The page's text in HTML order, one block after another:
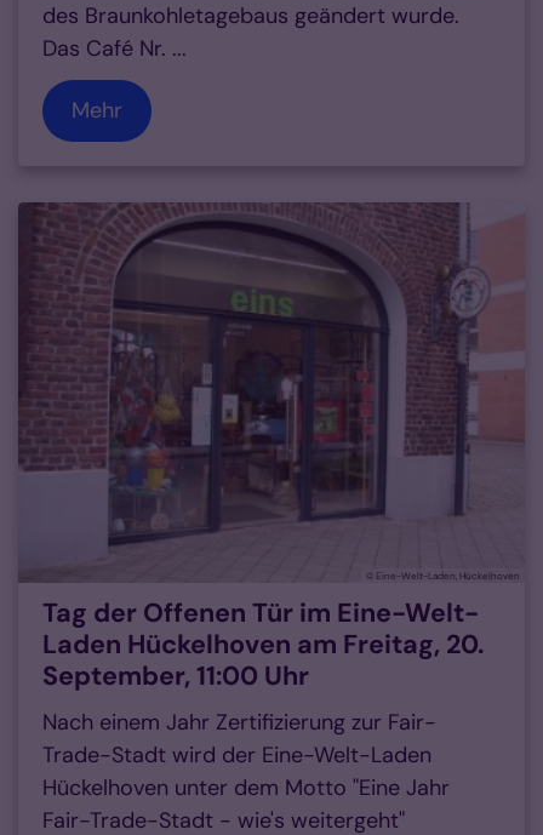
des Braunkohletagebaus geändert wurde.
Das Café Nr. ...
Mehr
© Eine-Welt-Laden, Hückelhoven
Tag der Offenen Tür im Eine-Welt-
Laden Hückelhoven am Freitag, 20.
September, 11:00 Uhr
Nach einem Jahr Zertifizierung zur Fair-
Trade-Stadt wird der Eine-Welt-Laden
Hückelhoven unter dem Motto "Eine Jahr
Fair-Trade-Stadt - wie's weitergeht"